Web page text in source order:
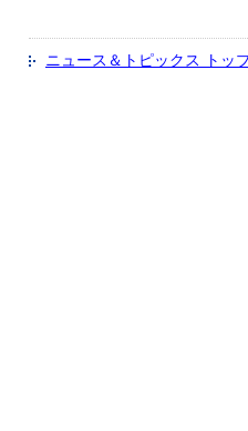
ニュース＆トピックス トッ